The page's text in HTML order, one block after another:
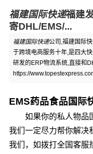
福建国际快递福建
寄DHL/EMS/...
福建国际快递公司,福建国际
于跨境电商服务十年,是四大
研发的ERP物流系统,直接和
https://
EMS药品食品国际
如果你的私人物品国
我们一定尽力帮你解决
我们，如拨打全国客服